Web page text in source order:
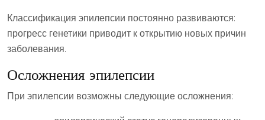
Классификация эпилепсии постоянно развиваются:
прогресс генетики приводит к открытию новых причин
заболевания.
Осложнения эпилепсии
При эпилепсии возможны следующие осложнения: